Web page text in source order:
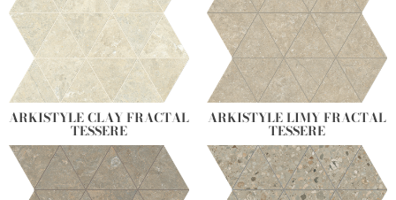
ARKISTYLE CLAY FRACTAL
TESSERE
ARKISTYLE LIMY FRACTAL
TESSERE